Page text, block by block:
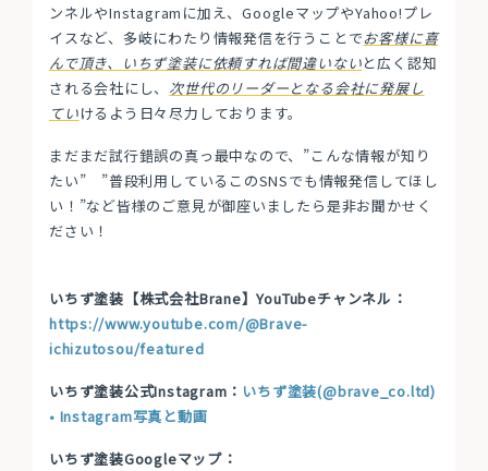
ンネルやInstagramに加え、GoogleマップやYahoo!プレ
イスなど、多岐にわたり情報発信を行うことでお客様に喜
んで頂き、いちず塗装に依頼すれば間違いないと広く認知
される会社にし、 次世代のリーダーとなる会社に発展し
ていけるよう日々尽力しております。
まだまだ試行錯誤の真っ最中なので、”こんな情報が知り
たい” ”普段利用しているこのSNSでも情報発信してほし
い！”など皆様のご意見が御座いましたら是非お聞かせく
ださい！
いちず塗装【株式会社Brane】YouTubeチャンネル：
https://www.youtube.com/@Brave-
ichizutosou/featured
いちず塗装公式Instagram： いちず塗装(@brave_co.ltd)
• Instagram写真と動画
いちず塗装Googleマップ：